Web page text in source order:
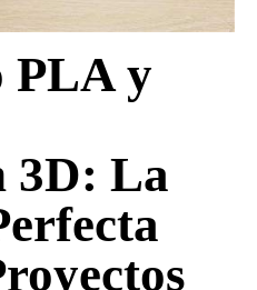
PLA y
3D: La